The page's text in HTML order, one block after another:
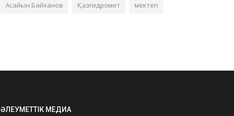
Асайын Байханов Қазгидромет мектеп
ӘЛЕУМЕТТІК МЕДИА